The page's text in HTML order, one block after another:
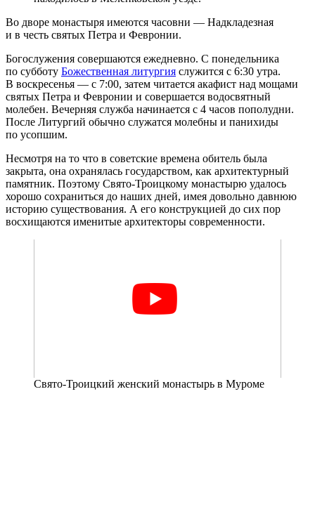
Во дворе монастыря имеются часовни — Надкладезная
и в честь святых Петра и Февронии.
Богослужения совершаются ежедневно. С понедельника
по субботу Божественная литургия служится с 6:30 утра.
В воскресенья — с 7:00, затем читается акафист над мощами
святых Петра и Февронии и совершается водосвятный
молебен. Вечерняя служба начинается с 4 часов пополудни.
После Литургий обычно служатся молебны и панихиды
по усопшим.
Несмотря на то что в советские времена обитель была
закрыта, она охранялась государством, как архитектурный
памятник. Поэтому Свято-Троицкому монастырю удалось
хорошо сохраниться до наших дней, имея довольно давнюю
историю существования. А его конструкцией до сих пор
восхищаются именитые архитекторы современности.
Свято-Троицкий женский монастырь в Муроме